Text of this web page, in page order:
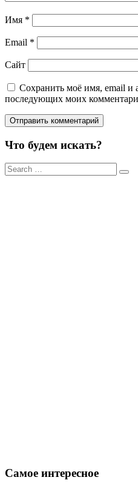
Имя *
Email *
Сайт
Сохранить моё имя, email и
последующих моих
Что будем искать?
Результаты
поиска
Самое интересное